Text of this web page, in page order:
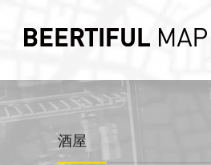
酒屋